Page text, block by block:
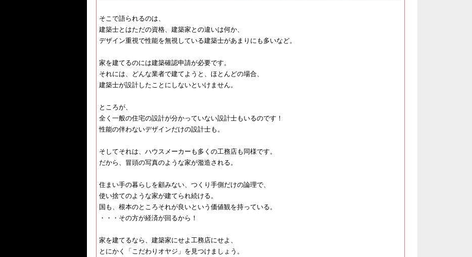
そこで語られるのは、
建築士とはただの資格、建築家との違いは何か、
デザイン重視で性能を無視している建築士があまりにも多いなど。
家を建てるのには建築確認申請が必要です。
それには、どんな業者で建てようと、ほとんどの場合、
建築士が設計したことにしないといけません。
ところが、
全く一般の住宅の設計が分かっていない設計士もいるのです！
性能の伴わないデザインだけの設計士も。
そしてそれは、ハウスメーカーも多くの工務店も同様です。
だから、冒頭の写真のような家が濫造される。
住まい手の暮らしを顧みない、つくり手側だけの論理で、
使い捨てのような家が建てられ続ける。
国も、根本のところそれが良いという価値観を持っている。
・・・その方が経済が回るから！
家を建てるなら、建築家にせよ工務店にせよ、
とにかく「​こだわりオヤジ」を見つけましょう。